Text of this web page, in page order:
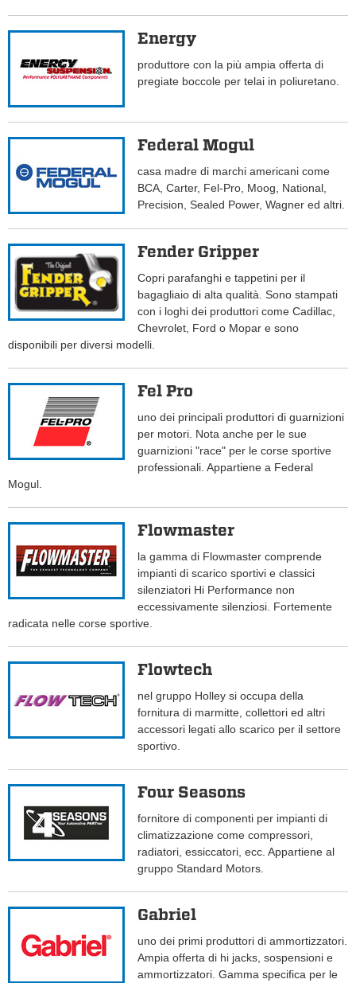
Energy
produttore con la più ampia offerta di
pregiate boccole per telai in poliuretano.
Federal Mogul
casa madre di marchi americani come
BCA, Carter, Fel-Pro, Moog, National,
Precision, Sealed Power, Wagner ed altri.
Fender Gripper
Copri parafanghi e tappetini per il
bagagliaio di alta qualità. Sono stampati
con i loghi dei produttori come Cadillac,
Chevrolet, Ford o Mopar e sono
disponibili per diversi modelli.
Fel Pro
uno dei principali produttori di guarnizioni
per motori. Nota anche per le sue
guarnizioni "race" per le corse sportive
professionali. Appartiene a Federal
Mogul.
Flowmaster
la gamma di Flowmaster comprende
impianti di scarico sportivi e classici
silenziatori Hi Performance non
eccessivamente silenziosi. Fortemente
radicata nelle corse sportive.
Flowtech
nel gruppo Holley si occupa della
fornitura di marmitte, collettori ed altri
accessori legati allo scarico per il settore
sportivo.
Four Seasons
fornitore di componenti per impianti di
climatizzazione come compressori,
radiatori, essiccatori, ecc. Appartiene al
gruppo Standard Motors.
Gabriel
uno dei primi produttori di ammortizzatori.
Ampia offerta di hi jacks, sospensioni e
ammortizzatori. Gamma specifica per le